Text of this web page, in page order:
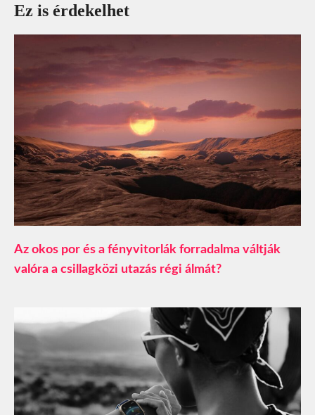
Ez is érdekelhet
Az okos por és a fényvitorlák forradalma váltják
valóra a csillagközi utazás régi álmát?